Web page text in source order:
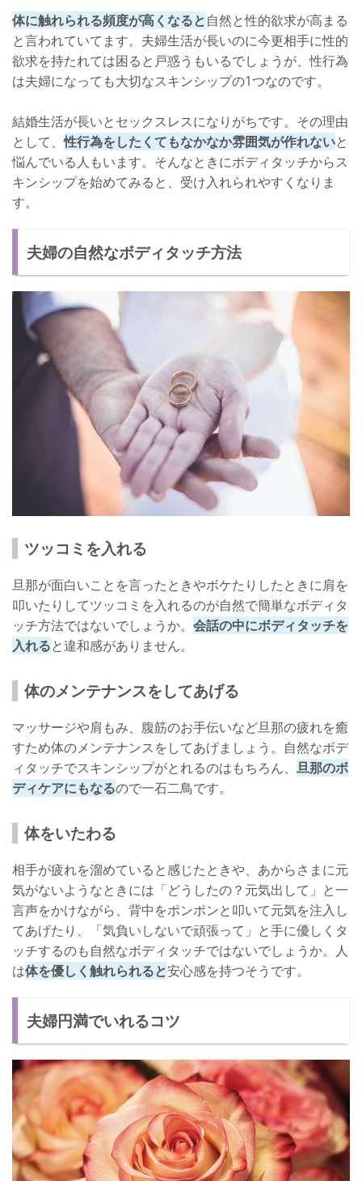
体に触れられる頻度が高くなると自然と性的欲求が高まる
と言われていてます。夫婦生活が長いのに今更相手に性的
欲求を持たれては困ると戸惑うもいるでしょうが、性行為
は夫婦になっても大切なスキンシップの1つなのです。
結婚生活が長いとセックスレスになりがちです。その理由
として、性行為をしたくてもなかなか雰囲気が作れないと
悩んでいる人もいます。そんなときにボディタッチからス
キンシップを始めてみると、受け入れられやすくなりま
す。
夫婦の自然なボディタッチ方法
ツッコミを入れる
旦那が面白いことを言ったときやボケたりしたときに肩を
叩いたりしてツッコミを入れるのが自然で簡単なボディタ
ッチ方法ではないでしょうか。 会話の中にボディタッチを
入れると違和感がありません。
体のメンテナンスをしてあげる
マッサージや肩もみ、腹筋のお手伝いなど旦那の疲れを癒
すため体のメンテナンスをしてあげましょう。自然なボデ
ィタッチでスキンシップがとれるのはもちろん、 旦那のボ
ディケアにもなるので一石二鳥です。
体をいたわる
相手が疲れを溜めていると感じたときや、あからさまに元
気がないようなときには「どうしたの？元気出して」と一
言声をかけながら、背中をポンポンと叩いて元気を注入し
てあげたり、「気負いしないで頑張って」と手に優しくタ
ッチするのも自然なボディタッチではないでしょうか。人
は体を優しく触れられると安心感を持つそうです。
夫婦円満でいれるコツ